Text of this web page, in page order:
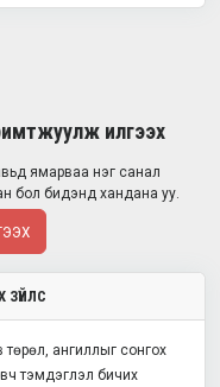
илгээх
ямарваа нэг санал
бол бидэнд хандана уу.
ангиллыг сонгох
тэмдэглэл бичих